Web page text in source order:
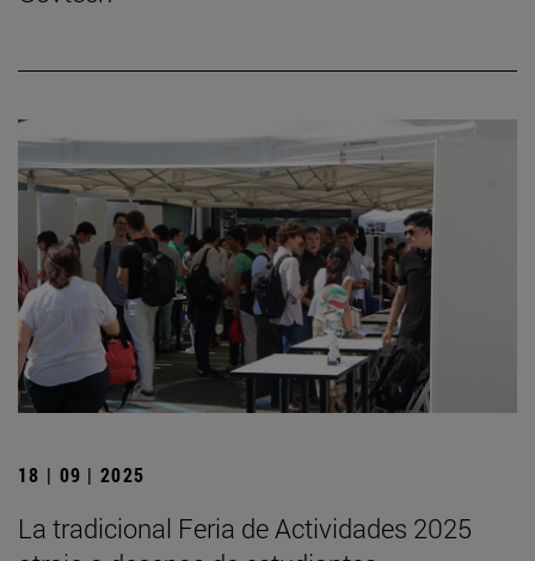
18 | 09 | 2025
La tradicional Feria de Actividades 2025